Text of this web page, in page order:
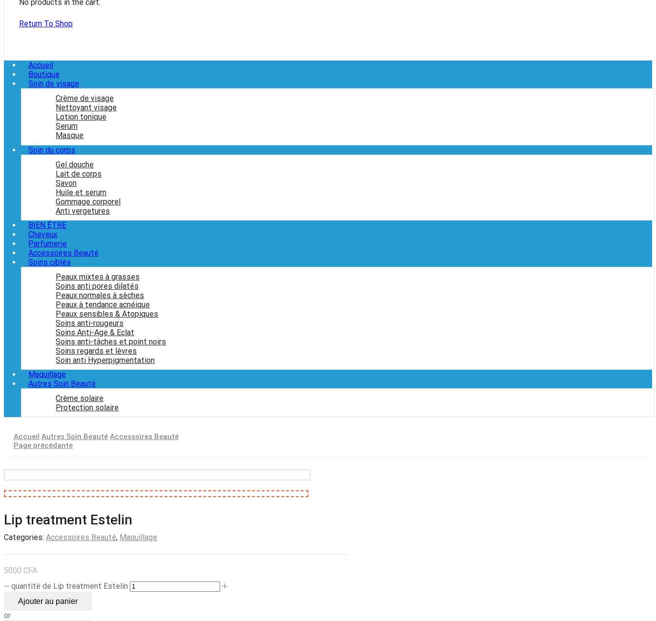
No products in the cart.
Return To Shop
Accueil
Boutique
Soin de visage
Crème de visage
Nettoyant visage
Lotion tonique
Serum
Masque
Soin du corps
Gel douche
Lait de corps
Savon
Huile et serum
Gommage corporel
Anti vergetures
BIEN ÊTRE
Cheveux
Parfumerie
Accessoires Beauté
Soins ciblés
Peaux mixtes à grasses
Soins anti pores dilatés
Peaux normales à sèches
Peaux à tendance acnéique
Peaux sensibles & Atopiques
Soins anti-rougeurs
Soins Anti-Age & Eclat
Soins anti-tâches et point noirs
Soins regards et lèvres
Soin anti Hyperpigmentation
Maquillage
Autres Soin Beauté
Crème solaire
Protection solaire
Accueil Autres Soin Beauté Accessoires Beauté
Page précédante
Lip treatment Estelin
Categories: Accessoires Beauté, Maquillage
5000 CFA
quantité de Lip treatment Estelin
Ajouter au panier
or